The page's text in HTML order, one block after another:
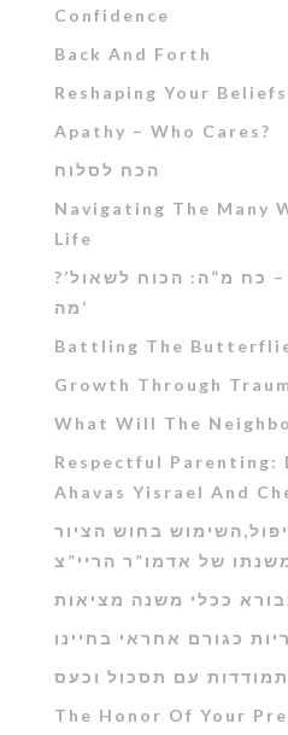
Confidence
Back And Forth
Reshaping Your Beliefs
Apathy – Who Cares?
הכח לסלוח
Navigating The Many
Life
?’סוד החוכמה העליונה – כח מ”ה: הכוח לשאול
‘מה
Battling The
Growth Through
What Will The
Respectful Parenting:
Ahavas Yisrael And
בחוש הציור
של אדמו”ר הריי”צ
ככלי משנה מציאות
כגורם אחראי בחיינו
עם תסכול וכעס
The Honor Of Your